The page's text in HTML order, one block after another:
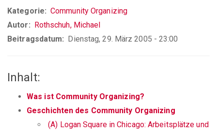
Kategorie
Community Organizing
Autor
Rothschuh, Michael
Beitragsdatum
Dienstag, 29. März 2005 - 23:00
Inhalt:
Was ist Community Organizing?
Geschichten des Community Organizing
(A) Logan Square in Chicago: Arbeitsplätze und